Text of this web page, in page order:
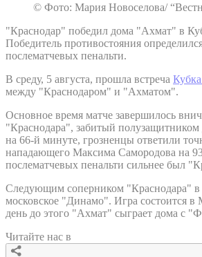
© Фото: Мария Новоселова/
"Краснодар" победил дома "Ахмат" в
Победитель противостояния
послематчевых пенальти.
В среду, 5 августа, прошла встреча
между "Краснодаром" и "Ахматом".
Основное время матче завершилось
"Краснодара", забитый
на 66-й минуте, грозненцы ответили
нападающего Максима Самородова на
послематчевых пенальти сильнее был
Следующим соперником "Краснодара" в
московское "Динамо". Игра состоится в
день до этого "Ахмат" сыграет дома с
Читайте нас в